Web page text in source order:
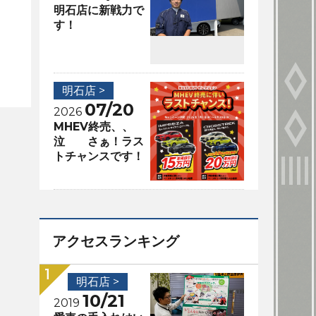
明石店に新戦力で
す！
明石店 >
2026 07/20
MHEV終売、、
泣 さぁ！ラス
トチャンスです！
アクセスランキング
明石店 >
2019 10/21